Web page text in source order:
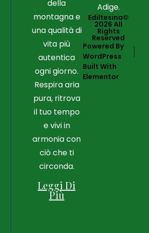
della
montagna e
una qualità di
vita più
autentica
ogni giorno.
Respira aria
pura, ritrova
il tuo tempo
e vivi in
armonia con
ciò che ti
circonda.
Leggi Di
Più
Adige.
Ediltesina©
2026 All
Rights
Reserved
Powered By
WordPress
Built With
Elementor